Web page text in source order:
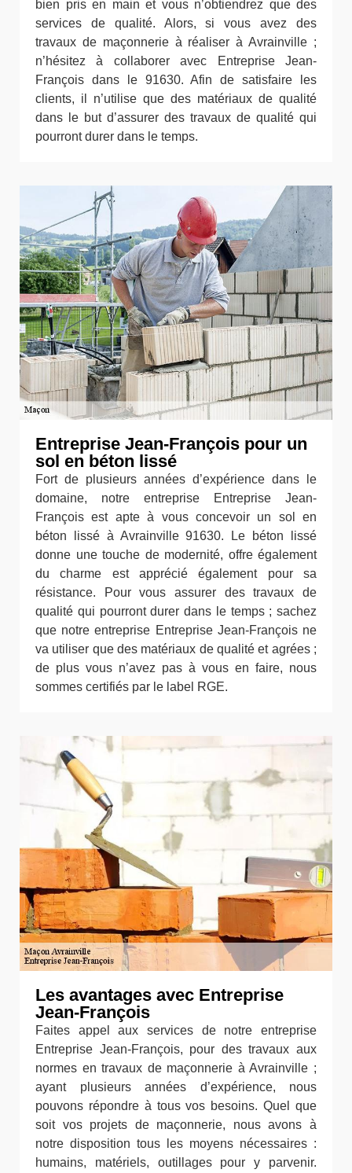
bien pris en main et vous n’obtiendrez que des
services de qualité. Alors, si vous avez des
travaux de maçonnerie à réaliser à Avrainville ;
n’hésitez à collaborer avec Entreprise Jean-
François dans le 91630. Afin de satisfaire les
clients, il n’utilise que des matériaux de qualité
dans le but d’assurer des travaux de qualité qui
pourront durer dans le temps.
Entreprise Jean-François pour un
sol en béton lissé
Fort de plusieurs années d’expérience dans le
domaine, notre entreprise Entreprise Jean-
François est apte à vous concevoir un sol en
béton lissé à Avrainville 91630. Le béton lissé
donne une touche de modernité, offre également
du charme est apprécié également pour sa
résistance. Pour vous assurer des travaux de
qualité qui pourront durer dans le temps ; sachez
que notre entreprise Entreprise Jean-François ne
va utiliser que des matériaux de qualité et agrées ;
de plus vous n’avez pas à vous en faire, nous
sommes certifiés par le label RGE.
Les avantages avec Entreprise
Jean-François
Faites appel aux services de notre entreprise
Entreprise Jean-François, pour des travaux aux
normes en travaux de maçonnerie à Avrainville ;
ayant plusieurs années d’expérience, nous
pouvons répondre à tous vos besoins. Quel que
soit vos projets de maçonnerie, nous avons à
notre disposition tous les moyens nécessaires :
humains, matériels, outillages pour y parvenir.